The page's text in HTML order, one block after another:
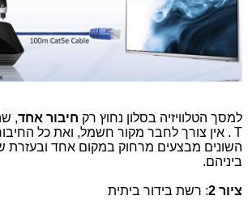
למסך הטלוויזיה בסלון נחוץ רק חיבור אחד,
T . אין צורך לחבר מקור חשמל, ואת כל
השונים מבצעים מרחוק במקום אחד ובעזרת
ביניהם.
ציור 2 : רשת בידור ביתית